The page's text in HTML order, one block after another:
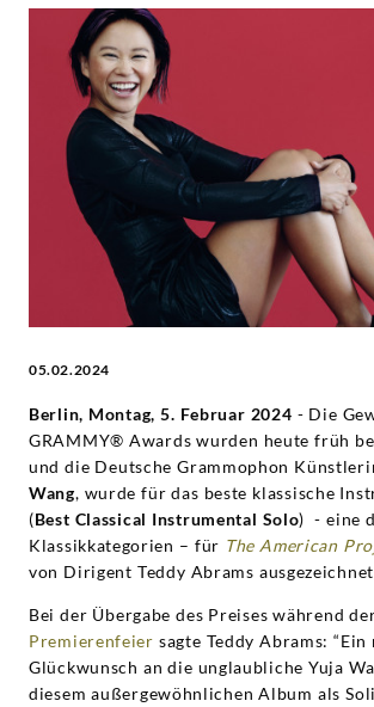
Yuja
Wang
Deutsche
Grammophon
05.02.2024
Berlin, Montag, 5. Februar 2024 - Die
GRAMMY® Awards wurden heute früh
und die Deutsche Grammophon
Wang, wurde für das beste klassische
(Best Classical Instrumental Solo) - eine
Klassikkategorien – für The American
von Dirigent Teddy Abrams
Bei der Übergabe des Preises während
Premierenfeier sagte Teddy Abrams:
Glückwunsch an die unglaubliche Yuja
diesem außergewöhnlichen Album als